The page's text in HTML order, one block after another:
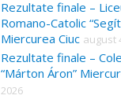
Rezultate finale –
Romano-Catolic
Miercurea Ciuc august
Rezultate finale –
“Márton Áron”
2026